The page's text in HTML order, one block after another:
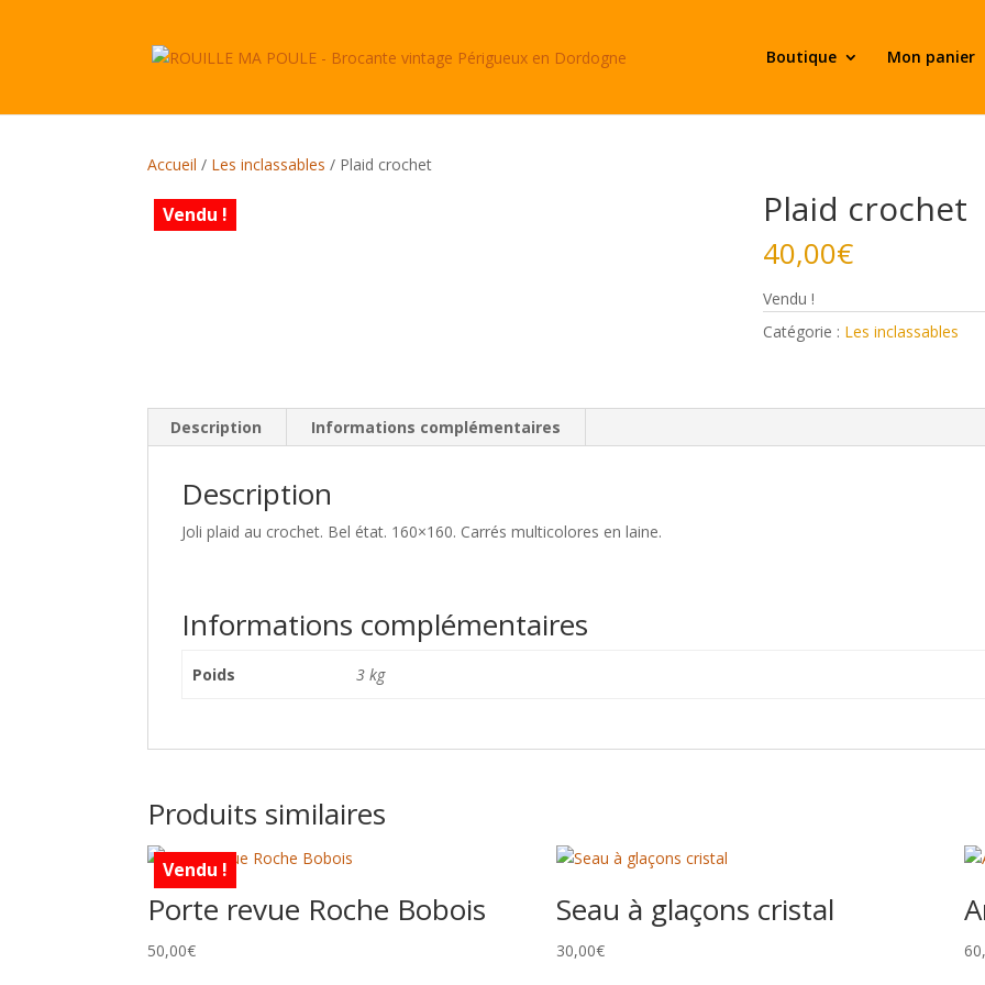
Boutique Mon panier
Accueil / Les inclassables / Plaid crochet
Vendu ! Plaid crochet
40,00€
Vendu !
Catégorie : Les inclassables
Description Informations complémentaires
Description
Joli plaid au crochet. Bel état. 160×160. Carrés multicolores en laine.
Informations complémentaires
Poids 3 kg
Produits similaires
Vendu !
Porte revue Roche Bobois
50,00€
Seau à glaçons cristal
30,00€